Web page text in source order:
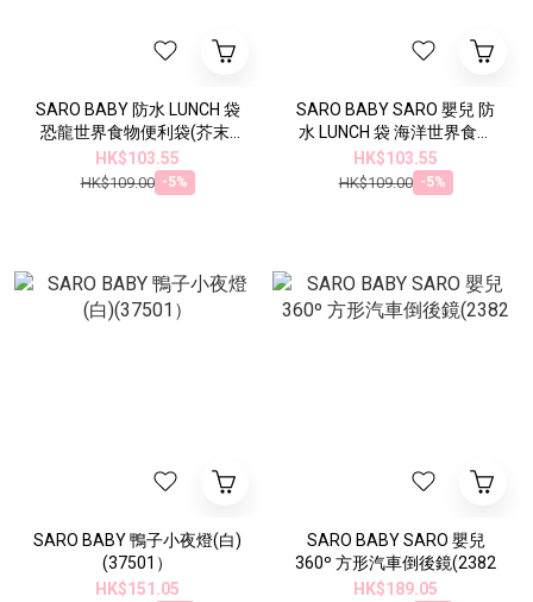
SARO BABY 防水 LUNCH 袋
恐龍世界食物便利袋(芥末)
14.5 X 21.5 厘米(75062）
HK$103.55
HK$109.00 -5%
SARO BABY SARO 嬰兒 防
水 LUNCH 袋 海洋世界食物
便利袋(藍色) 14.5 X 21.5 厘
米(75061）
HK$103.55
HK$109.00 -5%
SARO BABY 鴨子小夜燈(白)
(37501）
HK$151.05
SARO BABY SARO 嬰兒
360º 方形汽車倒後鏡(2382
HK$189.05